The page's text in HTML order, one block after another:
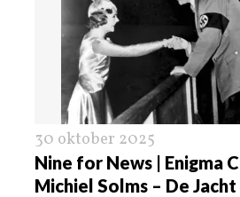
30 oktober 2025
Nine for News | Enigma
Michiel Solms – De